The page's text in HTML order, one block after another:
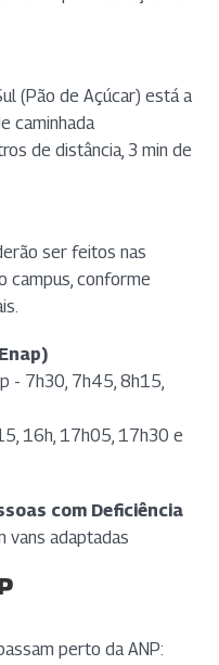
(Pão de Açúcar) está a
caminhada
de distância, 3 min de
ser feitos nas
campus, conforme
- 7h30, 7h45, 8h15,
16h, 17h05, 17h30 e
com Deficiência
vans adaptadas
perto da ANP: